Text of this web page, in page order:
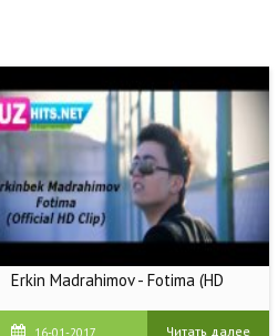
Erkin Madrahimov - Fotima (HD
16-01-2017 Читать далее